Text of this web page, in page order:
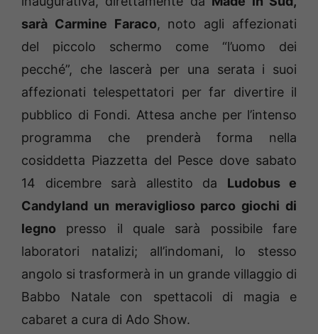
sarà Carmine Faraco, noto agli affezionati
del piccolo schermo come “l’uomo dei
pecché”, che lascerà per una serata i suoi
affezionati telespettatori per far divertire il
pubblico di Fondi. Attesa anche per l’intenso
programma che prenderà forma nella
cosiddetta Piazzetta del Pesce dove sabato
14 dicembre sarà allestito da Ludobus e
Candyland un meraviglioso parco giochi di
legno presso il quale sarà possibile fare
laboratori natalizi; all’indomani, lo stesso
angolo si trasformerà in un grande villaggio di
Babbo Natale con spettacoli di magia e
cabaret a cura di Ado Show.